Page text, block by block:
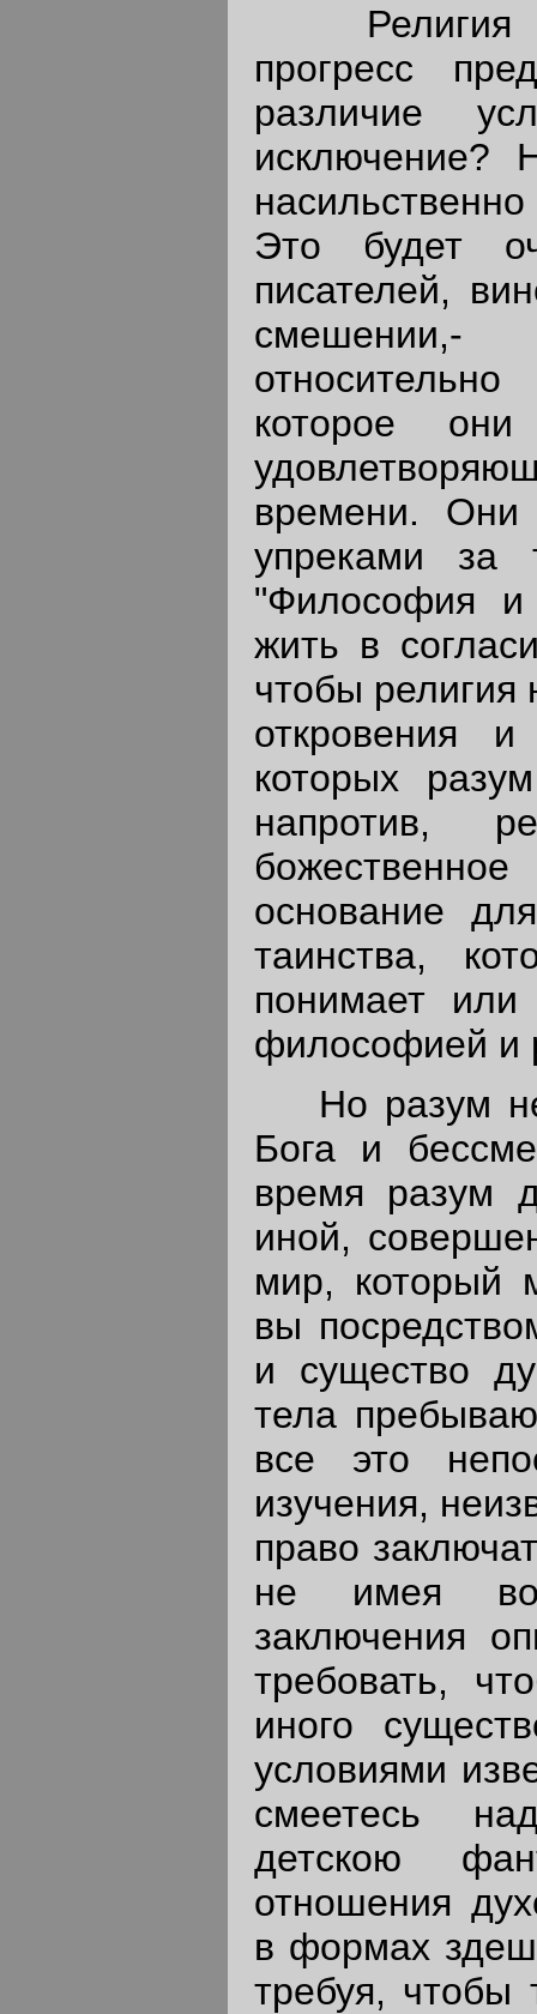
Религия
прогресс
различие
исключение?
Это будет
писателей,
которое
времени. Они
упреками за
"Философия и
жить в
чтобы религия
откровения
которых
напротив,
основание
таинства,
понимает или
философией и
Но разум не
Бога и
время разум
иной,
мир, который
вы
и существо
тела
все это
изучения,
право
не имея
заключения
требовать,
иного
условиями
смеетесь
детскою
отношения
в формах
требуя, чтобы